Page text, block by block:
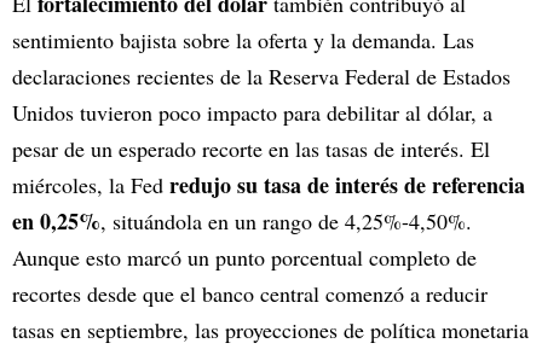
sentimiento bajista sobre la oferta y la demanda. Las
declaraciones recientes de la Reserva Federal de Estados
Unidos tuvieron poco impacto para debilitar al dólar, a
pesar de un esperado recorte en las tasas de interés. El
miércoles, la Fed redujo su tasa de interés de referencia
en 0,25%, situándola en un rango de 4,25%-4,50%.
Aunque esto marcó un punto porcentual completo de
recortes desde que el banco central comenzó a reducir
tasas en septiembre, las proyecciones de política monetaria